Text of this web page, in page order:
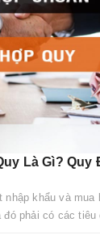
Là Gì? Quy
khẩu và mua
phải có các tiêu